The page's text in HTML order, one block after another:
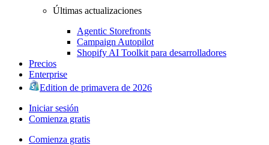
Últimas actualizaciones
Agentic Storefronts
Campaign Autopilot
Shopify AI Toolkit para desarrolladores
Precios
Enterprise
Edition de primavera de 2026
Iniciar sesión
Comienza gratis
Comienza gratis